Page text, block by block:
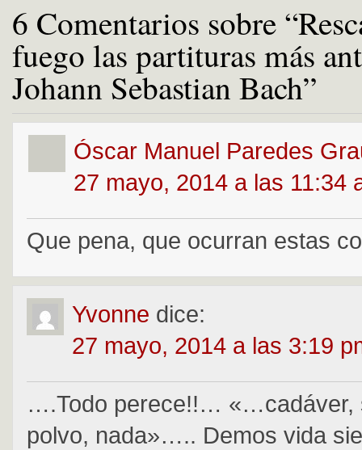
6 Comentarios sobre
fuego las partituras más
Johann Sebastian Bach”
Óscar Manuel Paredes
27 mayo, 2014 a las 11:34
Que pena, que ocurran estas
Yvonne dice:
27 mayo, 2014 a las 3:19
….Todo perece!!… «…cadáver,
polvo, nada»….. Demos vida